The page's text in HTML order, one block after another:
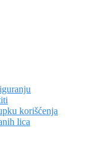
korišćenja
lica